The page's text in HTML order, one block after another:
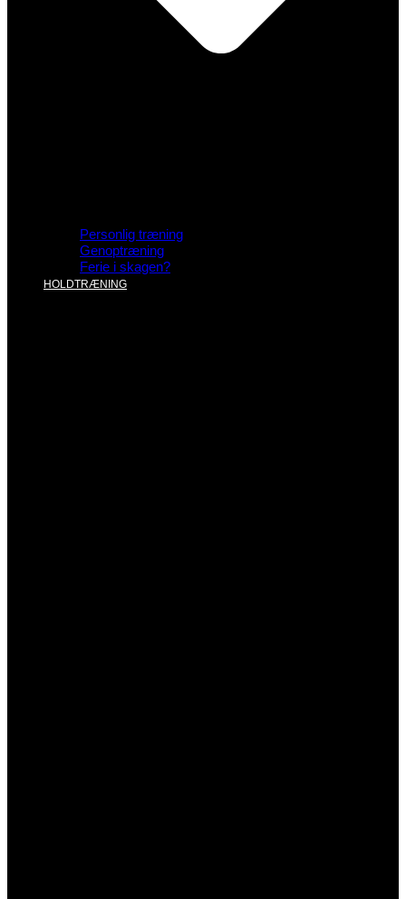
Personlig træning
Genoptræning
Ferie i skagen?
HOLDTRÆNING